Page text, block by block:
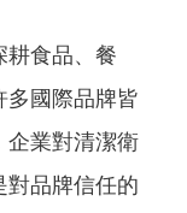
耕食品、餐
多國際品牌皆
企業對清潔衛
對品牌信任的